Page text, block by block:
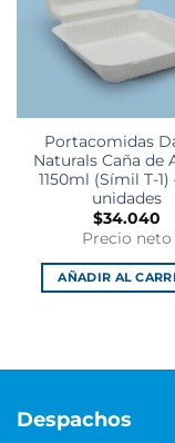
Portacomidas
Naturals Caña de
1150ml (Símil T-1)
unidades
$34.040
Precio neto
AÑADIR AL
Despachos